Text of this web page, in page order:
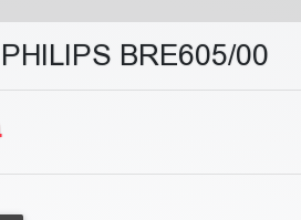
BRE605/00